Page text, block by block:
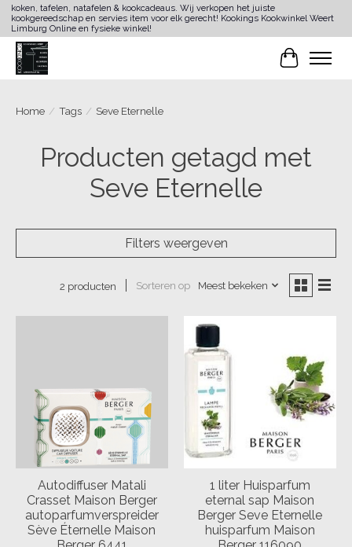
koken, tafelen, natafelen & kookcadeaus. Wij verkopen het juiste
kookgereedschap en servies item voor elk gerecht! Kookings Kookwinkel Weert
Limburg Online en fysieke winkel!
Home / Tags / Seve Eternelle
Producten getagd met
Seve Eternelle
Filters weergeven
2 producten Sorteren op Meest bekeken
Autodiffuser Matali
Crasset Maison Berger
autoparfumverspreider
Sève Éternelle Maison
1 liter Huisparfum
eternal sap Maison
Berger Seve Eternelle
huisparfum Maison